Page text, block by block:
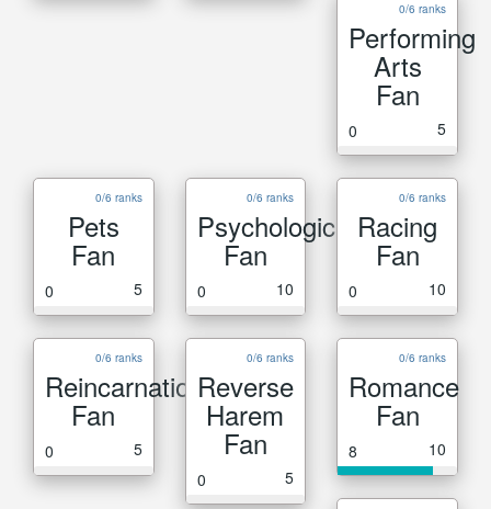
0/6 ranks
Performing
Arts
Fan
0 5
0/6 ranks
Pets
Fan
0 5
0/6 ranks
Psychological
Fan
0 10
0/6 ranks
Racing
Fan
0 10
0/6 ranks
Reincarnation
Fan
0 5
0/6 ranks
Reverse
Harem
Fan
0 5
0/6 ranks
Romance
Fan
8 10